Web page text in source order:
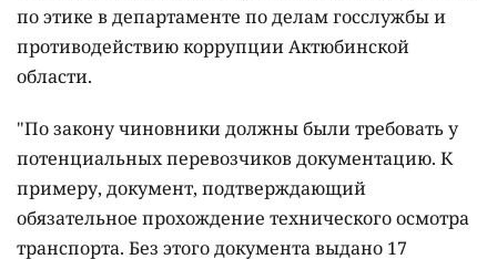
по этике в департаменте по делам госслужбы и
противодействию коррупции Актюбинской
области.
"По закону чиновники должны были требовать у
потенциальных перевозчиков документацию. К
примеру, документ, подтверждающий
обязательное прохождение технического осмотра
транспорта. Без этого документа выдано 17